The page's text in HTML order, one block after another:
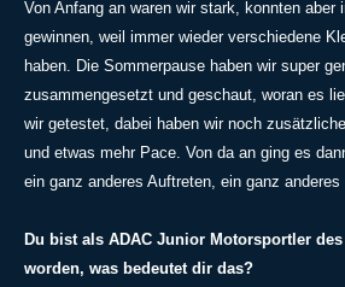
Von Anfang an waren wir stark, konnten aber
gewinnen, weil immer wieder verschiedene
haben. Die Sommerpause haben wir super
zusammengesetzt und geschaut, woran es
wir getestet, dabei haben wir noch
und etwas mehr Pace. Von da an ging es
ein ganz anderes Auftreten, ein ganz anderes
Du bist als ADAC Junior Motorsportler
worden, was bedeutet dir das?